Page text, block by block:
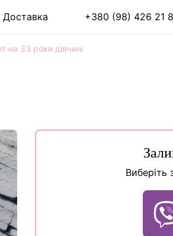
Доставка +380 (98) 426 21
на 33 роки дівчині